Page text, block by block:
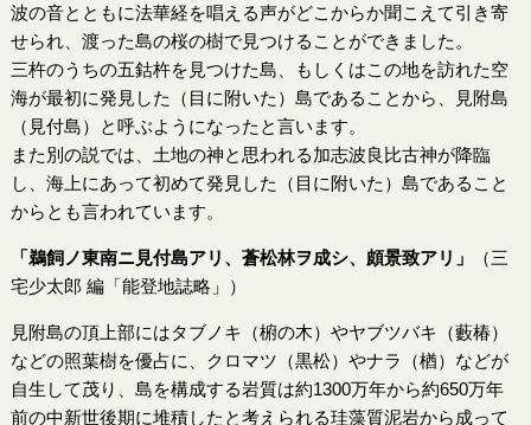
波の音とともに法華経を唱える声がどこからか聞こえて引き寄
せられ、渡った島の桜の樹で見つけることができました。
三杵のうちの五鈷杵を見つけた島、もしくはこの地を訪れた空
海が最初に発見した（目に附いた）島であることから、見附島
（見付島）と呼ぶようになったと言います。
また別の説では、土地の神と思われる加志波良比古神が降臨
し、海上にあって初めて発見した（目に附いた）島であること
からとも言われています。
「鵜飼ノ東南ニ見付島アリ、蒼松林ヲ成シ、頗景致アリ」
（三
宅少太郎 編「能登地誌略」）
見附島の頂上部にはタブノキ（椨の木）やヤブツバキ（藪椿）
などの照葉樹を優占に、クロマツ（黒松）やナラ（楢）などが
自生して茂り、島を構成する岩質は約1300万年から約650万年
前の中新世後期に堆積したと考えられる珪藻質泥岩から成って